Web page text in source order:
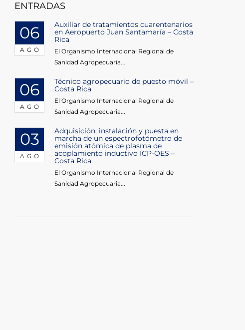
ENTRADAS
06
AGO
Auxiliar de tratamientos cuarentenarios
en Aeropuerto Juan Santamaría – Costa
Rica
El Organismo Internacional Regional de
Sanidad Agropecuaria...
06
AGO
Técnico agropecuario de puesto móvil –
Costa Rica
El Organismo Internacional Regional de
Sanidad Agropecuaria...
03
AGO
Adquisición, instalación y puesta en
marcha de un espectrofotómetro de
emisión atómica de plasma de
acoplamiento inductivo ICP-OES –
Costa Rica
El Organismo Internacional Regional de
Sanidad Agropecuaria...